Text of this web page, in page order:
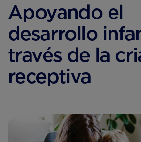
Apoyando el
desarrollo
través de la
receptiva